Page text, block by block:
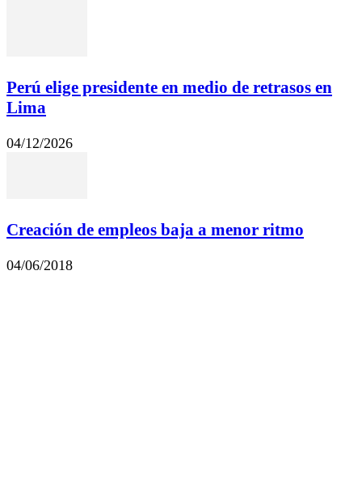
Perú elige presidente en medio de retrasos en
Lima
04/12/2026
Creación de empleos baja a menor ritmo
04/06/2018